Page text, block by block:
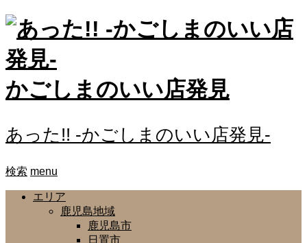
かごしまのいい店発見
あった!! -かごしまのいい店発見-
検索 menu
エリア
鹿児島地域
鹿児島市
日置市